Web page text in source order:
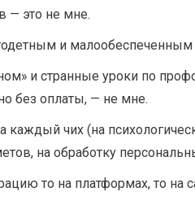
— это не мне.
и
и странные уроки по
без оплаты, — не мне.
каждый чих (на
на обработку
то на платформах, то на